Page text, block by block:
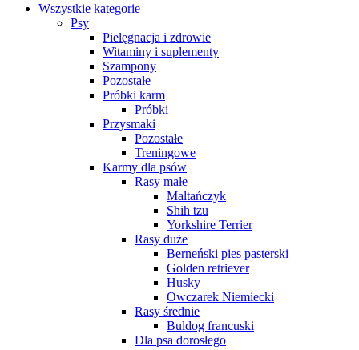
Wszystkie kategorie
Psy
Pielęgnacja i zdrowie
Witaminy i suplementy
Szampony
Pozostałe
Próbki karm
Próbki
Przysmaki
Pozostałe
Treningowe
Karmy dla psów
Rasy małe
Maltańczyk
Shih tzu
Yorkshire Terrier
Rasy duże
Berneński pies pasterski
Golden retriever
Husky
Owczarek Niemiecki
Rasy średnie
Buldog francuski
Dla psa dorosłego